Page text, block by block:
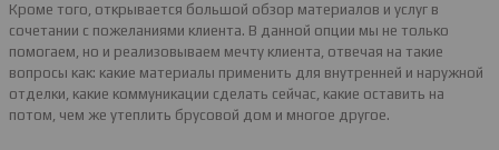
Кроме того, открывается большой обзор материалов и услуг в
сочетании с пожеланиями клиента. В данной опции мы не только
помогаем, но и реализовываем мечту клиента, отвечая на такие
вопросы как: какие материалы применить для внутренней и наружной
отделки, какие коммуникации сделать сейчас, какие оставить на
потом, чем же утеплить брусовой дом и многое другое.